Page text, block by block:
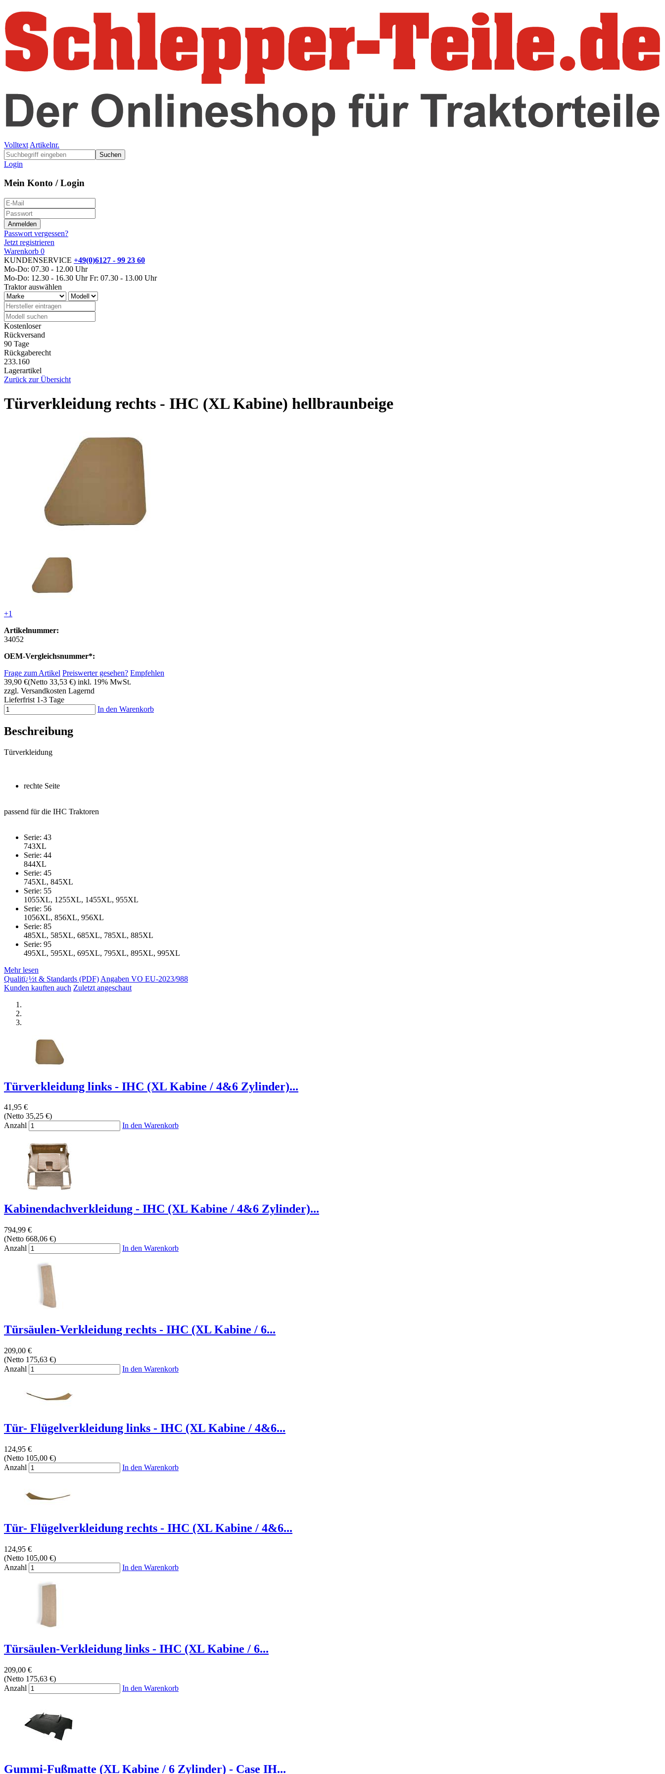
Volltext Artikelnr.
Suchen
Login
Mein Konto / Login
Passwort vergessen?
Jetzt registrieren
Warenkorb 0
KUNDENSERVICE +49(0)6127 - 99 23 60
Mo-Do: 07.30 - 12.00 Uhr
Mo-Do: 12.30 - 16.30 Uhr Fr: 07.30 - 13.00 Uhr
Traktor auswählen
Kostenloser
Rückversand
90 Tage
Rückgaberecht
233.160
Lagerartikel
Zurück zur Übersicht
Türverkleidung rechts - IHC (XL Kabine) hellbraunbeige
+1
Artikelnummer:
34052
OEM-Vergleichsnummer*:
Frage zum Artikel Preiswerter gesehen? Empfehlen
39,90 €(Netto 33,53 €) inkl. 19% MwSt.
zzgl. Versandkosten Lagernd
Lieferfrist 1-3 Tage
In den Warenkorb
Beschreibung
Türverkleidung
rechte Seite
passend für die IHC Traktoren
Serie: 43
743XL
Serie: 44
844XL
Serie: 45
745XL, 845XL
Serie: 55
1055XL, 1255XL, 1455XL, 955XL
Serie: 56
1056XL, 856XL, 956XL
Serie: 85
485XL, 585XL, 685XL, 785XL, 885XL
Serie: 95
495XL, 595XL, 695XL, 795XL, 895XL, 995XL
Mehr lesen
Qualitï¿½t & Standards (PDF) Angaben VO EU-2023/988
Kunden kauften auch Zuletzt angeschaut
Türverkleidung links - IHC (XL Kabine / 4&6 Zylinder)...
41,95 €
(Netto 35,25 €)
Anzahl
In den Warenkorb
Kabinendachverkleidung - IHC (XL Kabine / 4&6 Zylinder)...
794,99 €
(Netto 668,06 €)
Anzahl
In den Warenkorb
Türsäulen-Verkleidung rechts - IHC (XL Kabine / 6...
209,00 €
(Netto 175,63 €)
Anzahl
In den Warenkorb
Tür- Flügelverkleidung links - IHC (XL Kabine / 4&6...
124,95 €
(Netto 105,00 €)
Anzahl
In den Warenkorb
Tür- Flügelverkleidung rechts - IHC (XL Kabine / 4&6...
124,95 €
(Netto 105,00 €)
Anzahl
In den Warenkorb
Türsäulen-Verkleidung links - IHC (XL Kabine / 6...
209,00 €
(Netto 175,63 €)
Anzahl
In den Warenkorb
Gummi-Fußmatte (XL Kabine / 6 Zylinder) - Case IH...